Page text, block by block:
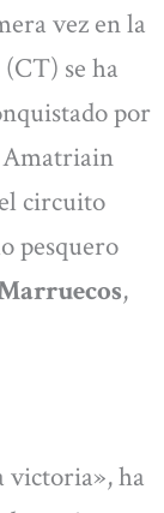
vez en la
se ha
por
Amatriain
circuito
pesquero
,
victoria», ha